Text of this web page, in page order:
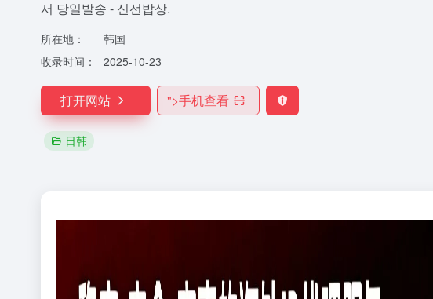
서 당일발송 - 신선밥상.
所在地：
韩国
收录时间：
2025-10-23
打开网站 ">手机查看
日韩